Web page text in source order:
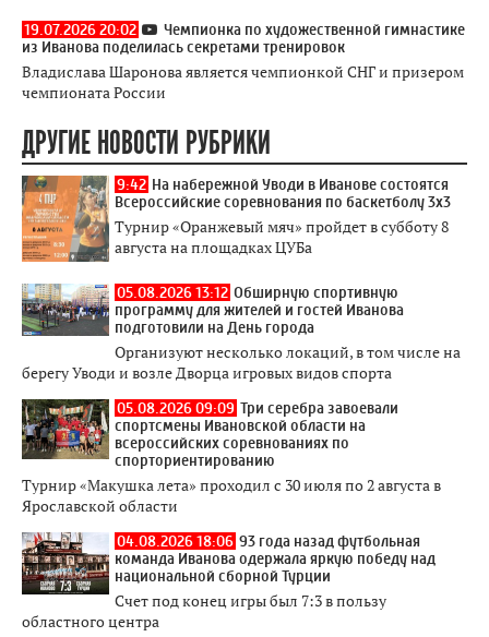
19.07.2026 20:02
Чемпионка по художественной гимнастике
из Иванова поделилась секретами тренировок
Владислава Шаронова является чемпионкой СНГ и призером
чемпионата России
ДРУГИЕ НОВОСТИ РУБРИКИ
9:42 На набережной Уводи в Иванове состоятся
Всероссийские соревнования по баскетболу 3x3
Турнир «Оранжевый мяч» пройдет в субботу 8
августа на площадках ЦУБа
05.08.2026 13:12 Обширную спортивную
программу для жителей и гостей Иванова
подготовили на День города
Организуют несколько локаций, в том числе на
берегу Уводи и возле Дворца игровых видов спорта
05.08.2026 09:09 Три серебра завоевали
спортсмены Ивановской области на
всероссийских соревнованиях по
спорториентированию
Турнир «Макушка лета» проходил с 30 июля по 2 августа в
Ярославской области
04.08.2026 18:06 93 года назад футбольная
команда Иванова одержала яркую победу над
национальной сборной Турции
Счет под конец игры был 7:3 в пользу
областного центра